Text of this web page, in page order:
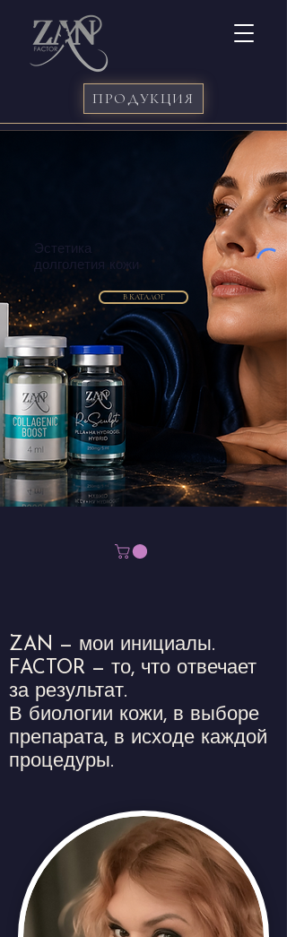
ПРОДУКЦИЯ
Эстетика
долголетия кожи
В КАТАЛОГ
ZAN — мои инициалы.
FACTOR — то, что отвечает
за результат.
В биологии кожи, в выборе
препарата, в исходе каждой
процедуры.